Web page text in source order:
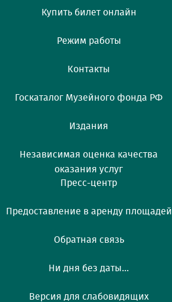
Купить билет онлайн
Режим работы
Контакты
Госкаталог Музейного фонда РФ
Издания
Независимая оценка качества
оказания услуг
Пресс-центр
Предоставление в аренду площадей
Обратная связь
Ни дня без даты...
Версия для слабовидящих